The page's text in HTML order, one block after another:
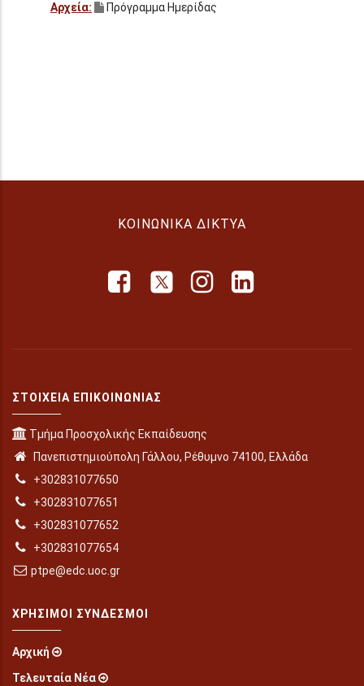
Αρχεία: Πρόγραμμα Ημερίδας
ΚΟΙΝΩΝΙΚΆ ΔΊΚΤΥΑ
ΣΤΟΙΧΕΊΑ ΕΠΙΚΟΙΝΩΝΊΑΣ
Τμήμα Προσχολικής Εκπαίδευσης
Πανεπιστημιούπολη Γάλλου, Ρέθυμνο 74100, Ελλάδα
+302831077650
+302831077651
+302831077652
+302831077654
ptpe@edc.uoc.gr
ΧΡΉΣΙΜΟΙ ΣΎΝΔΕΣΜΟΙ
Αρχική
Τελευταία Νέα